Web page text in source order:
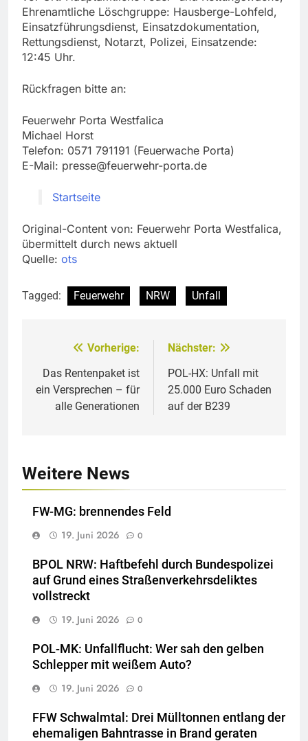
Ehrenamtliche Löschgruppe: Hausberge-Lohfeld,
Einsatzführungsdienst, Einsatzdokumentation,
Rettungsdienst, Notarzt, Polizei, Einsatzende:
12:45 Uhr.
Rückfragen bitte an:
Feuerwehr Porta Westfalica
Michael Horst
Telefon: 0571 791191 (Feuerwache Porta)
E-Mail: presse@feuerwehr-porta.de
Startseite
Original-Content von: Feuerwehr Porta Westfalica,
übermittelt durch news aktuell
Quelle: ots
Tagged: Feuerwehr NRW Unfall
Beitragsnavigation
Vorherige:
Das Rentenpaket ist
ein Versprechen – für
alle Generationen
Nächster:
POL-HX: Unfall mit
25.000 Euro Schaden
auf der B239
Weitere News
FW-MG: brennendes Feld
19. Juni 2026
0
BPOL NRW: Haftbefehl durch Bundespolizei
auf Grund eines Straßenverkehrsdeliktes
vollstreckt
19. Juni 2026
0
POL-MK: Unfallflucht: Wer sah den gelben
Schlepper mit weißem Auto?
19. Juni 2026
0
FFW Schwalmtal: Drei Mülltonnen entlang der
ehemaligen Bahntrasse in Brand geraten